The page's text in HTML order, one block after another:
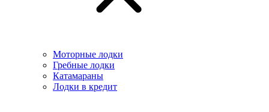
Моторные лодки
Гребные лодки
Катамараны
Лодки в кредит